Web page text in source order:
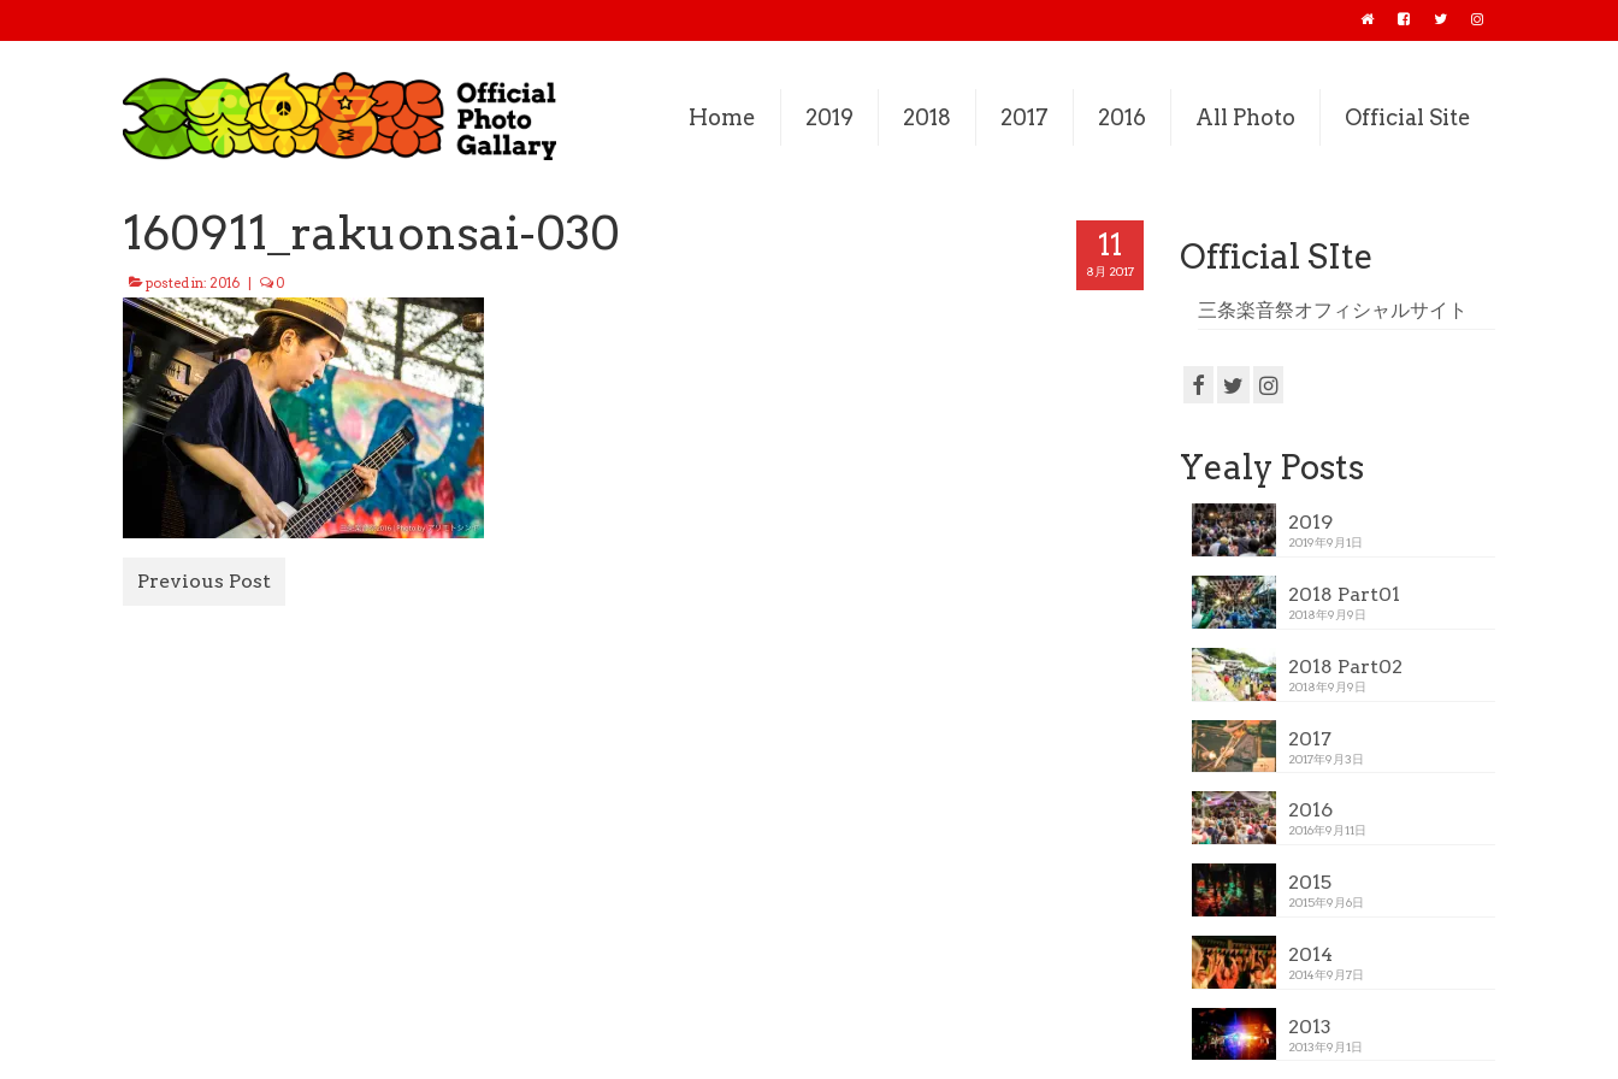
Home 2019 2018 2017 2016 All Photo Official Site
11
8月 2017
160911_rakuonsai-030
posted in: 2016 0
Previous Post
Official SIte
三条楽音祭オフィシャルサイト
Yealy Posts
2019
2019年9月1日
2018 Part01
2018年9月9日
2018 Part02
2018年9月9日
2017
2017年9月3日
2016
2016年9月11日
2015
2015年9月6日
2014
2014年9月7日
2013
2013年9月1日